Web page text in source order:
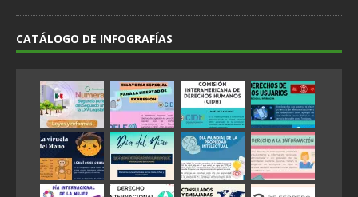
CATÁLOGO DE INFOGRAFÍAS